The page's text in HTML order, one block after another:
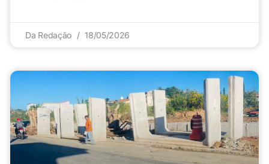
Da Redação 18/05/2026